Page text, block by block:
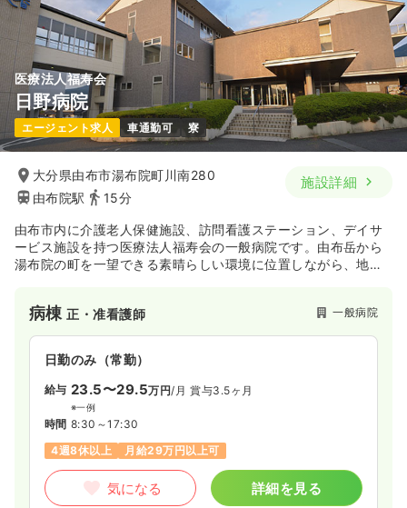
気になる 詳細を見る
2交代（常勤） 一時募集休止
給与 25.7〜29.9万円/月 賞与3.9ヶ月
※一例
時間 8:30～17:30（休憩60分）
月給29万円以上可
気になる 詳細を見る
日勤のみ（パート） 一時募集休止
給与 お問い合わせください
時間 8:30～17:30（休憩60分）
気になる
外来正看護師
日勤のみ（常勤） 一時募集休止
医療法人福寿会
日野病院
エージェント求人 車通勤可 寮
大分県由布市湯布院町川南280
由布院駅
15分
施設詳細
由布市内に介護老人保健施設、訪問看護ステーション、デイサ
ービス施設を持つ医療法人福寿会の一般病院です。由布岳から
湯布院の町を一望できる素晴らしい環境に位置しながら、地域
病棟正・准看護師 一般病院
日勤のみ（常勤）
給与 23.5〜29.5万円/月 賞与3.5ヶ月
※一例
時間 8:30～17:30
4週8休以上
月給29万円以上可
気になる 詳細を見る